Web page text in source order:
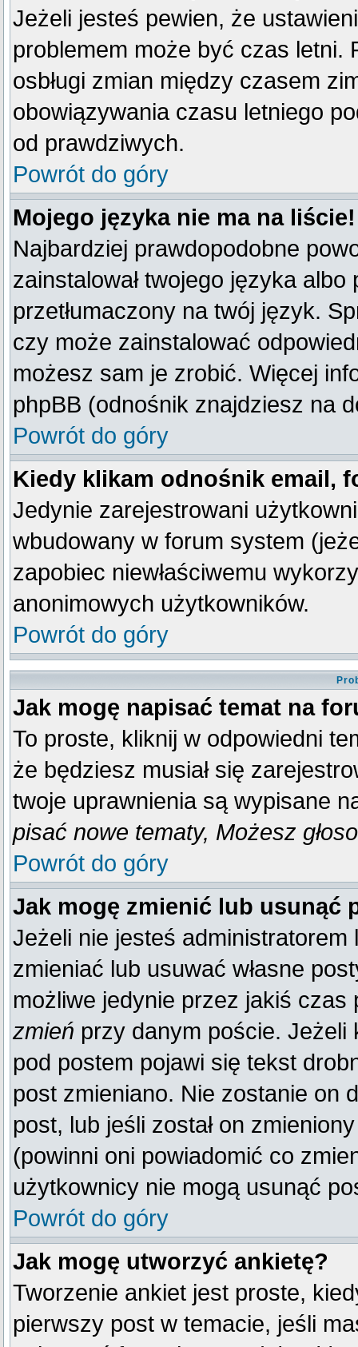
Jeżeli jesteś pewien, że
problemem może być czas letni.
osbługi zmian między czasem
obowiązywania czasu letniego
od prawdziwych.
Powrót do góry
Mojego języka nie ma na liście!
Najbardziej prawdopodobne
zainstalował twojego języka
przetłumaczony na twój język.
czy może zainstalować
możesz sam je zrobić. Więcej
phpBB (odnośnik znajdziesz na
Powrót do góry
Kiedy klikam odnośnik email,
Jedynie zarejestrowani
wbudowany w forum system
zapobiec niewłaściwemu
anonimowych użytkowników.
Powrót do góry
Jak mogę napisać temat na
To proste, kliknij w odpowiedni
że będziesz musiał się
twoje uprawnienia są wypisane
pisać nowe tematy, Możesz
Powrót do góry
Jak mogę zmienić lub usunąć
Jeżeli nie jesteś
zmieniać lub usuwać własne
możliwe jedynie przez jakiś
zmień przy danym poście. Jeżeli
pod postem pojawi się tekst
post zmieniano. Nie zostanie on
post, lub jeśli został on
(powinni oni powiadomić co
użytkownicy nie mogą usunąć
Powrót do góry
Jak mogę utworzyć ankietę?
Tworzenie ankiet jest proste,
pierwszy post w temacie, jeśli